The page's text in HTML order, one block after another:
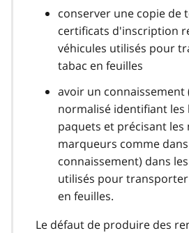
conserver une copie de
certificats d'inscription
véhicules utilisés pour
tabac en feuilles
avoir un
normalisé identifiant les
paquets et précisant les
marqueurs comme
connaissement) dans
utilisés pour
en feuilles.
Le défaut de produire des